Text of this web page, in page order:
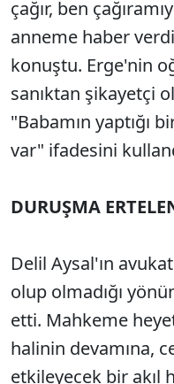
çağır, ben
anneme haber
konuştu. Erge'nin
sanıktan şikayetçi
"Babamın yaptığı
var" ifadesini
DURUŞMA
Delil Aysal'ın
olup olmadığı
etti. Mahkeme
halinin devamına,
etkileyecek bir akıl